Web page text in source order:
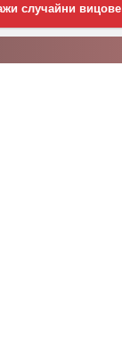
случайни вицове